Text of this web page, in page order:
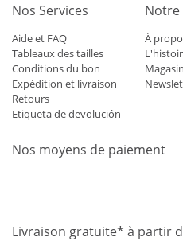
Nos Services
Aide et FAQ
Tableaux des tailles
Conditions du bon
Expédition et livraison
Retours
Etiqueta de devolución
Notre
À
Nos moyens de paiement
Livraison gratuite* à partir